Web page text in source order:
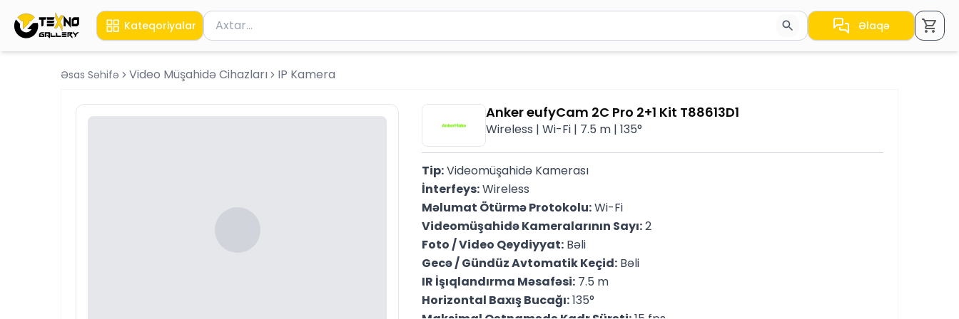
Kateqoriyalar Məhsul axtar
Axtarış üçün ən azı 2 simvol yazın. Göndərmək üçün Enter düyməsini basın və ya nəticələr arasında keçid etmək üçün ox
Əlaqə
Əsas Səhifə Video Müşahidə Cihazları IP Kamera
Anker eufyCam 2C Pro 2+1 Kit T88613D1
Wireless | Wi-Fi | 7.5 m | 135°
Tip: Videomüşahidə Kamerası
İnterfeys: Wireless
Məlumat Ötürmə Protokolu: Wi-Fi
Videomüşahidə Kameralarının Sayı: 2
Foto / Video Qeydiyyat: Bəli
Gecə / Gündüz Avtomatik Keçid: Bəli
IR İşıqlandırma Məsafəsi: 7.5 m
Horizontal Baxış Bucağı: 135°